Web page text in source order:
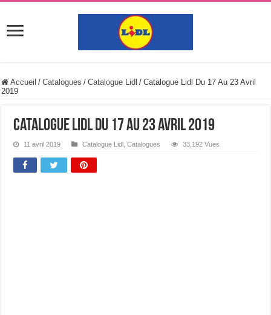
Accueil / Catalogues / Catalogue Lidl / Catalogue Lidl Du 17 Au 23 Avril
2019
Catalogue Lidl Du 17 Au 23 Avril 2019
11 avril 2019 Catalogue Lidl ,Catalogues 33,192 Vues